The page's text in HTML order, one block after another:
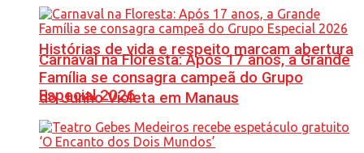
Histórias de vida e respeito marcam abertura
do Junho Violeta em Manaus
Carnaval na Floresta: Após 17 anos, a Grande
Família se consagra campeã do Grupo
Especial 2026